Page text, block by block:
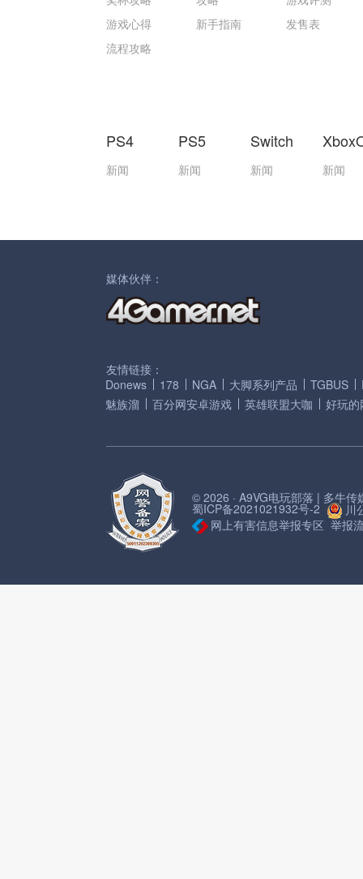
游戏心得
流程攻略
新手指南
发售表
PS4
新闻
PS5
新闻
Switch
新闻 新闻
媒体伙伴：
友情链接：
Donews
178 NGA 大脚系列产品 TGBUS
魅族溜
百分网安卓游戏 英雄联盟大咖 好玩的
© 2026 · A9VG电玩部落 | 多牛传
蜀ICP备2021021932号-2
川
网上有害信息举报专区 举报